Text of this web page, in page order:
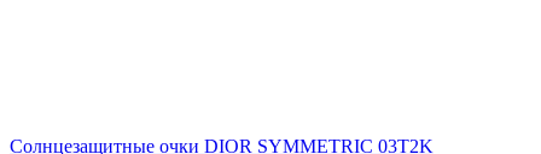
Солнцезащитные очки DIOR SYMMETRIC 03T2K